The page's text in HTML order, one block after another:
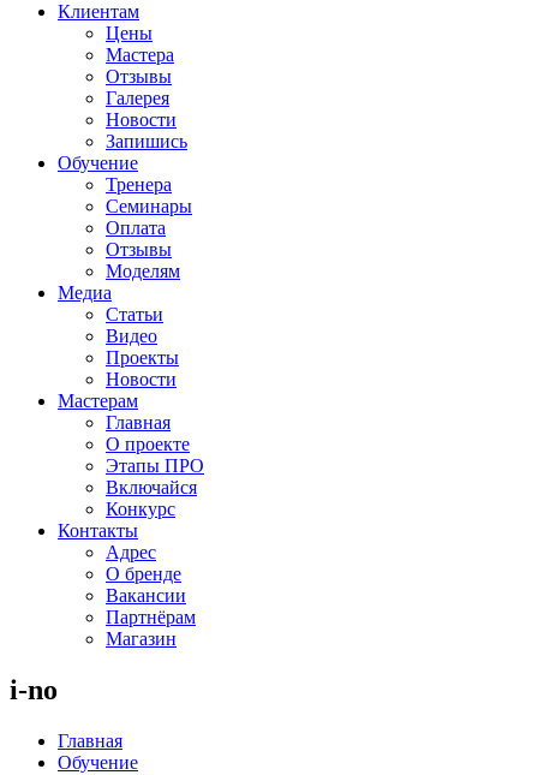
Клиентам
Цены
Мастера
Отзывы
Галерея
Новости
Запишись
Обучение
Тренера
Семинары
Оплата
Отзывы
Моделям
Медиа
Статьи
Видео
Проекты
Новости
Мастерам
Главная
О проекте
Этапы ПРО
Включайся
Конкурс
Контакты
Адрес
О бренде
Вакансии
Партнёрам
Магазин
i-no
Главная
Обучение